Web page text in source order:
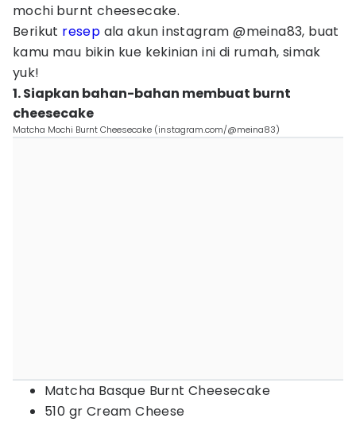
mochi burnt cheesecake.
Berikut resep ala akun instagram @meina83, buat
kamu mau bikin kue kekinian ini di rumah, simak
yuk!
1. Siapkan bahan-bahan membuat burnt
cheesecake
Matcha Mochi Burnt Cheesecake (instagram.com/@meina83)
Matcha Basque Burnt Cheesecake
510 gr Cream Cheese